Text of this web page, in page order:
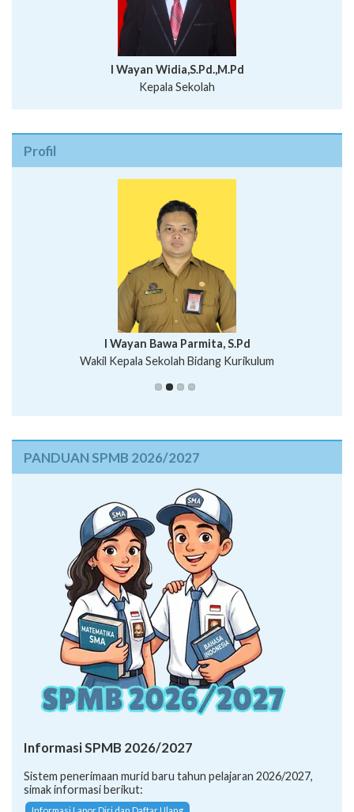
I Wayan Widia,S.Pd.,M.Pd
Kepala Sekolah
Profil
Putu Suhartana, S.Pd.
I Wayan Bawa Parmita, S.Pd
Wakil Kepala Sekolah Bidang Kurikulum
I Wayan Gede Aditya Pratita, S.Pd., M.Sn
Ni Wayan Nopi Sutantri, S.Pd.
PANDUAN SPMB 2026/2027
Informasi SPMB 2026/2027
Sistem penerimaan murid baru tahun pelajaran 2026/2027,
simak informasi berikut: